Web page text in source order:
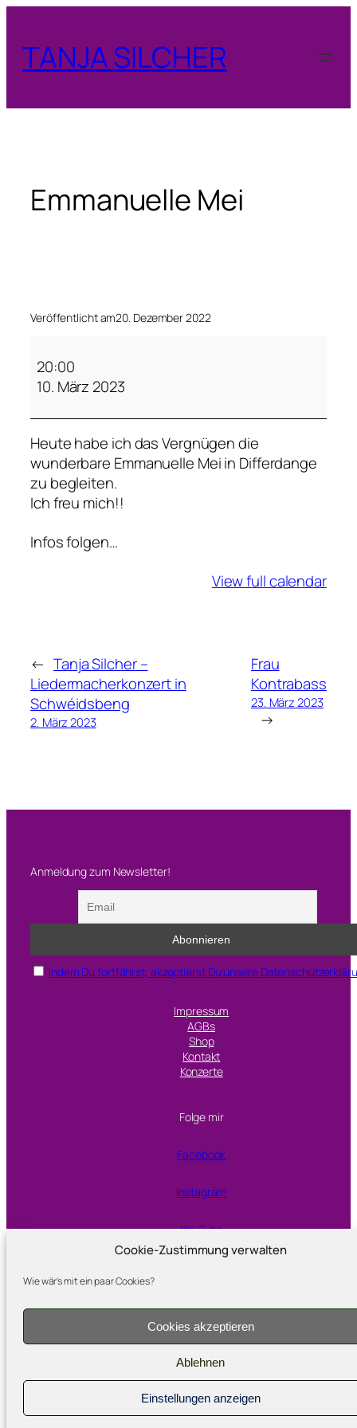
Cookie-Zustimmung verwalten
Wie wär's mit ein paar Cookies?
Cookies akzeptieren
Ablehnen
Einstellungen anzeigen
springen
TANJA SILCHER
Emmanuelle Mei
Veröffentlicht am20. Dezember 2022
m
m
n
u
e
l
l
M
20:00
10. März 2023
Heute habe ich das Vergnügen die
wunderbare Emmanuelle Mei in Differdange
zu begleiten.
Ich freu mich!!
Infos folgen…
View full calendar
← Tanja Silcher –
Liedermacherkonzert in
Schwéidsbeng
2. März 2023
Frau
Kontrabass
23. März 2023
→
Anmeldung zum Newsletter!
Indem Du fortfährst, akzeptierst Du unsere
Impressum
AGBs
Shop
Kontakt
Konzerte
Folge mir
Facebook
Instagram
YouTube
Proudly powered by